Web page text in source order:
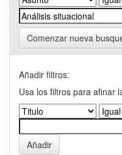
Comenzar nueva
Añadir filtros:
Usa los filtros para afinar